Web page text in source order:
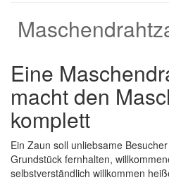
Eine
macht den
komplett
Ein Zaun soll unliebsame
Grundstück fernhalten,
selbstverständlich willkommen